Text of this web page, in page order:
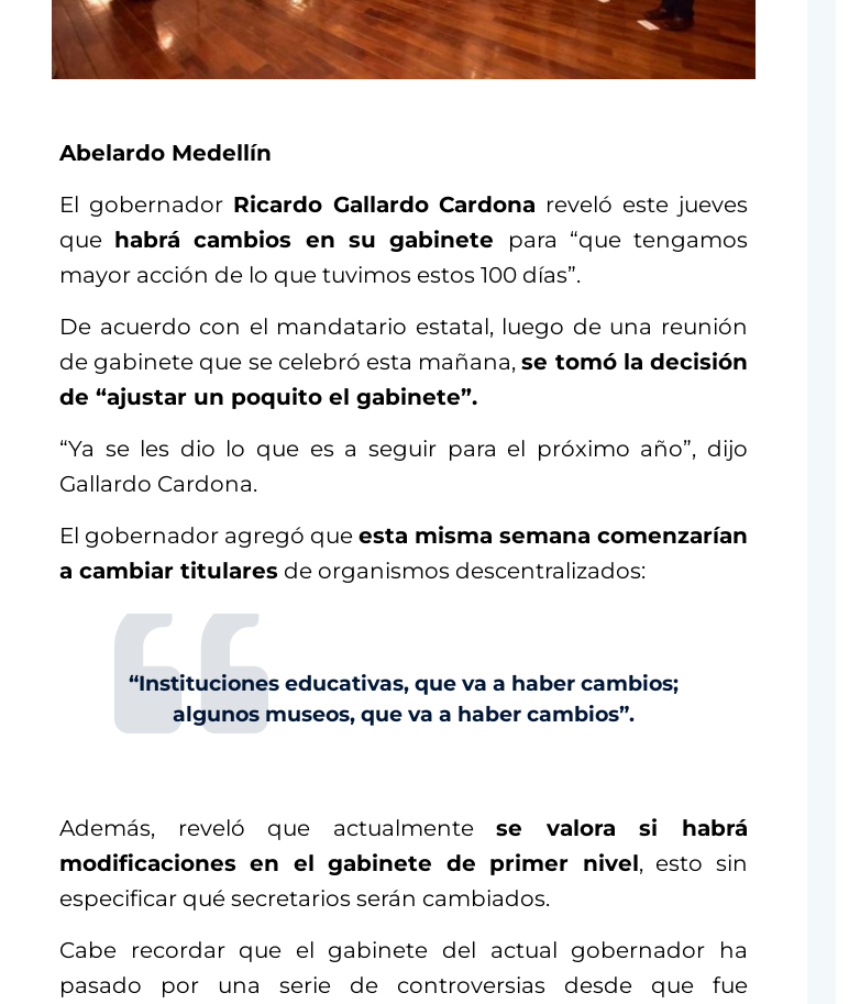
Abelardo Medellín
El gobernador Ricardo Gallardo Cardona reveló este jueves
que habrá cambios en su gabinete
para “que tengamos
mayor acción de lo que tuvimos estos 100 días”.
De acuerdo con el mandatario estatal, luego de una reunión
de gabinete que se celebró esta mañana,se tomó la decisión
de “ajustar un poquito el gabinete”.
“Ya se les dio lo que es a seguir para el próximo año”, dijo
Gallardo Cardona.
El gobernador agregó que esta misma semana comenzarían
a cambiar titulares de organismos descentralizados:
“Instituciones educativas, que va a haber cambios;
algunos museos, que va a haber cambios”.
Además, reveló que actualmentese valora si habrá
modificaciones en el gabinete de primer nivel, esto sin
especificar qué secretarios serán cambiados.
Cabe recordar que el gabinete del actual gobernador ha
pasado por una serie de controversias desde que fue